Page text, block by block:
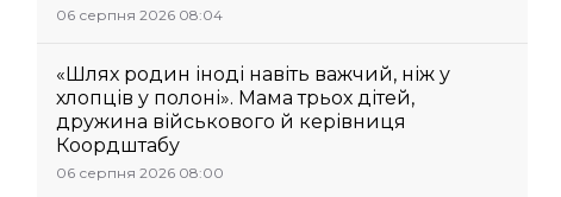
06 серпня 2026 08:04
«Шлях родин іноді навіть важчий, ніж у
хлопців у полоні». Мама трьох дітей,
дружина військового й керівниця
Коордштабу
06 серпня 2026 08:00